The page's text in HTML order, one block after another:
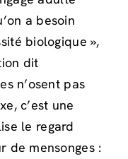
a besoin
biologique »,
dit
n’osent pas
c’est une
le regard
de mensonges :